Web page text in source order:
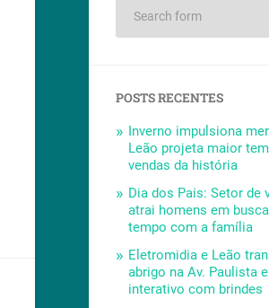
POSTS RECENTES
Inverno impulsiona
Leão projeta maior
vendas da história
Dia dos Pais: Setor de
atrai homens em
tempo com a família
Eletromidia e Leão
abrigo na Av. Paulista
interativo com brindes